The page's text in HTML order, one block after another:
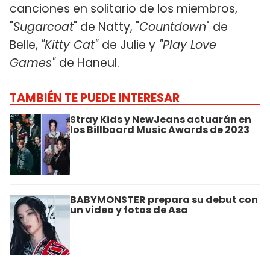
canciones en solitario de los miembros,
"Sugarcoat" de Natty, "Countdown" de
Belle, "Kitty Cat" de Julie y "Play Love
Games" de Haneul.
TAMBIÉN TE PUEDE INTERESAR
Stray Kids y NewJeans actuarán en
los Billboard Music Awards de 2023
BABYMONSTER prepara su debut con
un video y fotos de Asa